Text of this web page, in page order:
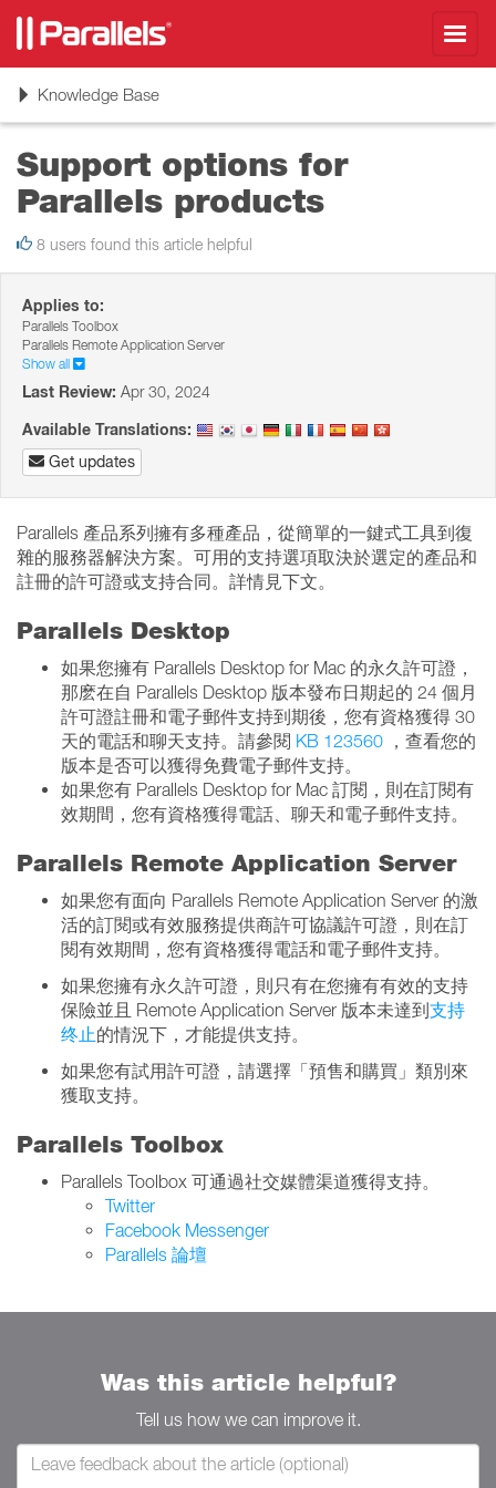
ToggleKnowledge Base
Support options for
Parallels products
8 users found this article helpful
Applies to:
Parallels Toolbox
Parallels Remote Application Server
Show all
Last Review: Apr 30, 2024
Available Translations:
Get updates
Parallels 產品系列擁有多種產品，從簡單的一鍵式工具到復
雜的服務器解決方案。可用的支持選項取決於選定的產品和
註冊的許可證或支持合同。詳情見下文。
Parallels Desktop
如果您擁有 Parallels Desktop for Mac 的永久許可證，
那麽在自 Parallels Desktop 版本發布日期起的 24 個月
許可證註冊和電子郵件支持到期後，您有資格獲得 30
天的電話和聊天支持。請參閱 KB 123560 ，查看您的
版本是否可以獲得免費電子郵件支持。
如果您有 Parallels Desktop for Mac 訂閱，則在訂閱有
效期間，您有資格獲得電話、聊天和電子郵件支持。
Parallels Remote Application Server
如果您有面向 Parallels Remote Application Server 的激
活的訂閱或有效服務提供商許可協議許可證，則在訂
閱有效期間，您有資格獲得電話和電子郵件支持。
如果您擁有永久許可證，則只有在您擁有有效的支持
保險並且 Remote Application Server 版本未達到支持
终止的情況下，才能提供支持。
如果您有試用許可證，請選擇「預售和購買」類別來
獲取支持。
Parallels Toolbox
Parallels Toolbox 可通過社交媒體渠道獲得支持。
Twitter
Facebook Messenger
Parallels 論壇
Was this article helpful?
Tell us how we can improve it.